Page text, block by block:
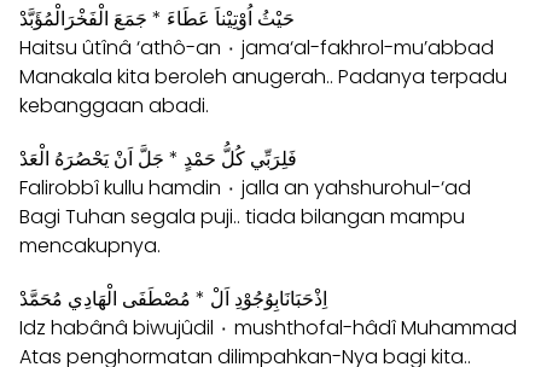
حَيْثُ اُوْتِيْناَ عَطَاءَ * جَمَعَ الْفَخْرَالْمُؤَبَّدْ
Haitsu ûtînâ ‘athô-an ۰ jama‘al-fakhrol-mu’abbad
Manakala kita beroleh anugerah.. Padanya terpadu
kebanggaan abadi.
فَلِرَبِّي كُلُّ حَمْدٍ * جَلَّ اَنْ يَحْصُرَهُ الْعَدْ
Falirobbî kullu hamdin ۰ jalla an yahshurohul-‘ad
Bagi Tuhan segala puji.. tiada bilangan mampu
mencakupnya.
اِذْحَبَانَابِوُجُوْدِ اَلْ * مُصْطَفَى الْهَادِي مُحَمَّدْ
Idz habânâ biwujûdil ۰ mushthofal-hâdî Muhammad
Atas penghormatan dilimpahkan-Nya bagi kita..